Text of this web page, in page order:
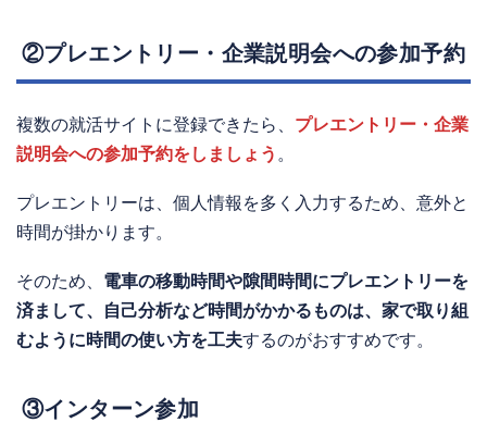
②プレエントリー・企業説明会への参加予約
複数の就活サイトに登録できたら、 プレエントリー・企業
説明会への参加予約をしましょう 。
プレエントリーは、個人情報を多く入力するため、意外と
時間が掛かります。
そのため、 電車の移動時間や隙間時間にプレエントリーを
済まして、自己分析など時間がかかるものは、家で取り組
むように時間の使い方を工夫するのがおすすめです。
③インターン参加